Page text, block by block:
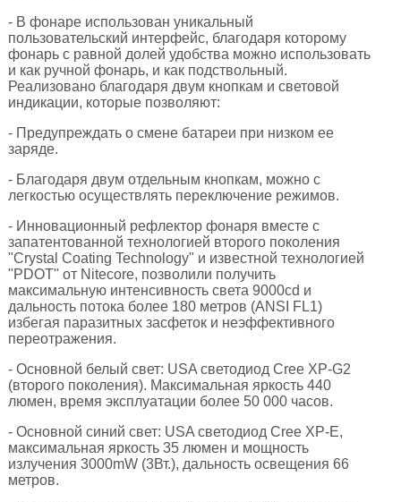
- В фонаре использован уникальный
пользовательский интерфейс, благодаря которому
фонарь с равной долей удобства можно использовать
и как ручной фонарь, и как подствольный.
Реализовано благодаря двум кнопкам и световой
индикации, которые позволяют:
- Предупреждать о смене батареи при низком ее
заряде.
- Благодаря двум отдельным кнопкам, можно с
легкостью осуществлять переключение режимов.
- Инновационный рефлектор фонаря вместе с
запатентованной технологией второго поколения
"Crystal Coating Technology" и известной технологией
"PDOT" от Nitecore, позволили получить
максимальную интенсивность света 9000cd и
дальность потока более 180 метров (ANSI FL1)
избегая паразитных засфеток и неэффективного
переотражения.
- Основной белый свет: USA светодиод Cree XP-G2
(второго поколения). Максимальная яркость 440
люмен, время эксплуатации более 50 000 часов.
- Основной синий свет: USA светодиод Cree XP-E,
максимальная яркость 35 люмен и мощность
излучения 3000mW (3Вт.), дальность освещения 66
метров.